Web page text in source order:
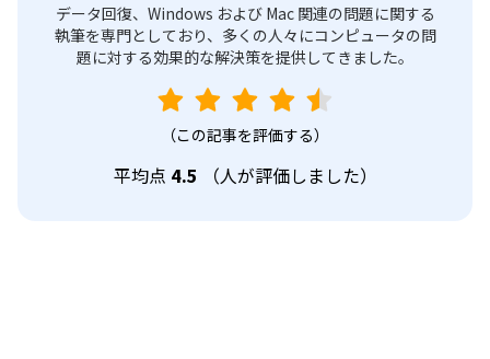
データ回復、Windows および Mac 関連の問題に関する
執筆を専門としており、多くの人々にコンピュータの問
題に対する効果的な解決策を提供してきました。
（この記事を評価する）
平均点 4.5 （人が評価しました）